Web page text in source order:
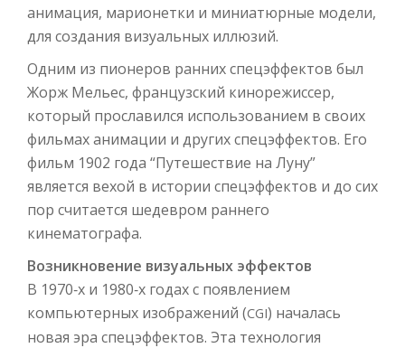
анимация, марионетки и миниатюрные модели,
для создания визуальных иллюзий.
Одним из пионеров ранних спецэффектов был
Жорж Мельес, французский кинорежиссер,
который прославился использованием в своих
фильмах анимации и других спецэффектов. Его
фильм 1902 года “Путешествие на Луну”
является вехой в истории спецэффектов и до сих
пор считается шедевром раннего
кинематографа.
Возникновение визуальных эффектов
В 1970‑х и 1980‑х годах с появлением
компьютерных изображений (CGI) началась
новая эра спецэффектов. Эта технология